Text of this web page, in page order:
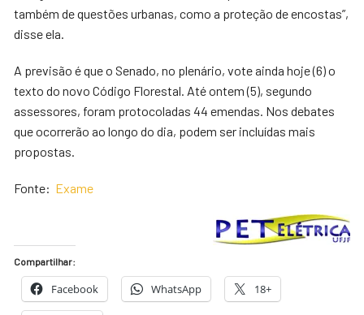
também de questões urbanas, como a proteção de encostas”,
disse ela.
A previsão é que o Senado, no plenário, vote ainda hoje (6) o
texto do novo Código Florestal. Até ontem (5), segundo
assessores, foram protocoladas 44 emendas. Nos debates
que ocorrerão ao longo do dia, podem ser incluídas mais
propostas.
Fonte: Exame
Compartilhar:
Facebook WhatsApp 18+